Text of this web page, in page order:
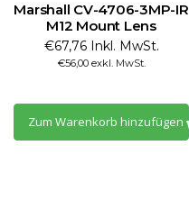
Marshall CV-4706-3MP-IR
M12 Mount Lens
€67,76 Inkl. MwSt.
€56,00 exkl. MwSt.
Zum Warenkorb hinzufügen